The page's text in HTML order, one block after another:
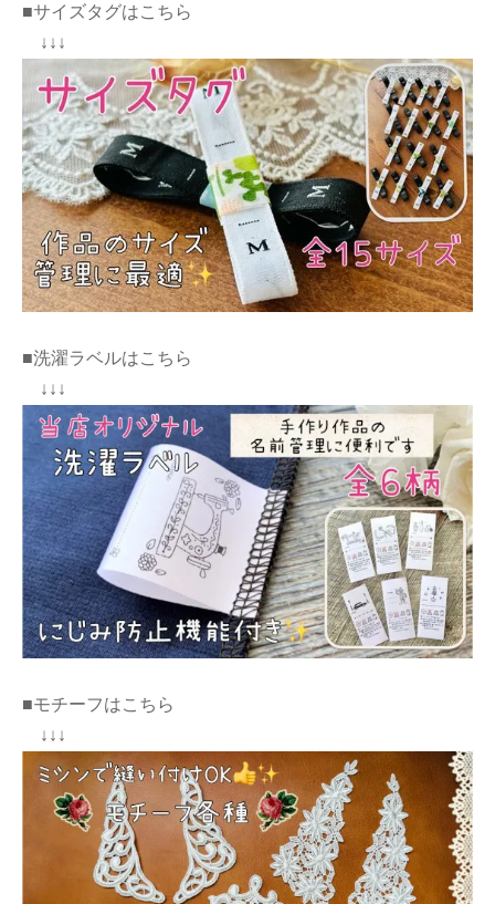
■サイズタグはこちら
↓↓↓
■洗濯ラベルはこちら
↓↓↓
■モチーフはこちら
↓↓↓